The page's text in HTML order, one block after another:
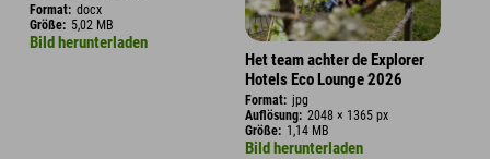
Format: docx
Größe: 5,02 MB
Bild herunterladen
Het team achter de Explorer
Hotels Eco Lounge 2026
Format: jpg
Auflösung: 2048 × 1365 px
Größe: 1,14 MB
Bild herunterladen